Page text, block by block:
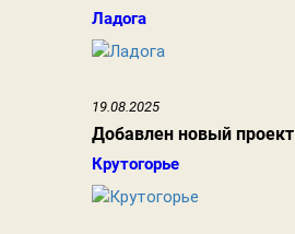
Ладога
19.08.2025
Добавлен новый проект
Крутогорье